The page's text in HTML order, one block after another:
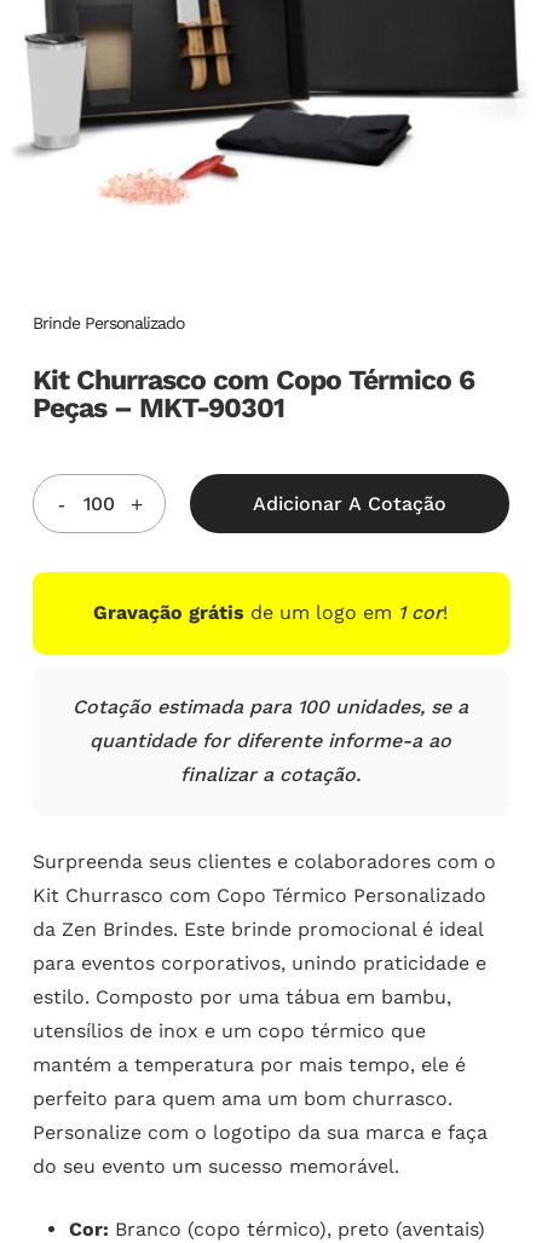
Brinde Personalizado
Kit Churrasco com Copo Térmico 6
Peças – MKT-90301
Adicionar A Cotação
Gravação grátis de um logo em 1 cor!
Cotação estimada para 100 unidades, se a
quantidade for diferente informe-a ao
finalizar a cotação.
Surpreenda seus clientes e colaboradores com o
Kit Churrasco com Copo Térmico Personalizado
da Zen Brindes. Este brinde promocional é ideal
para eventos corporativos, unindo praticidade e
estilo. Composto por uma tábua em bambu,
utensílios de inox e um copo térmico que
mantém a temperatura por mais tempo, ele é
perfeito para quem ama um bom churrasco.
Personalize com o logotipo da sua marca e faça
do seu evento um sucesso memorável.
Cor: Branco (copo térmico), preto (aventais)